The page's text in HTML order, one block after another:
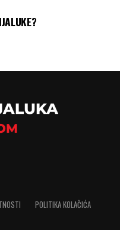
POLITIKA KOLAČIĆA